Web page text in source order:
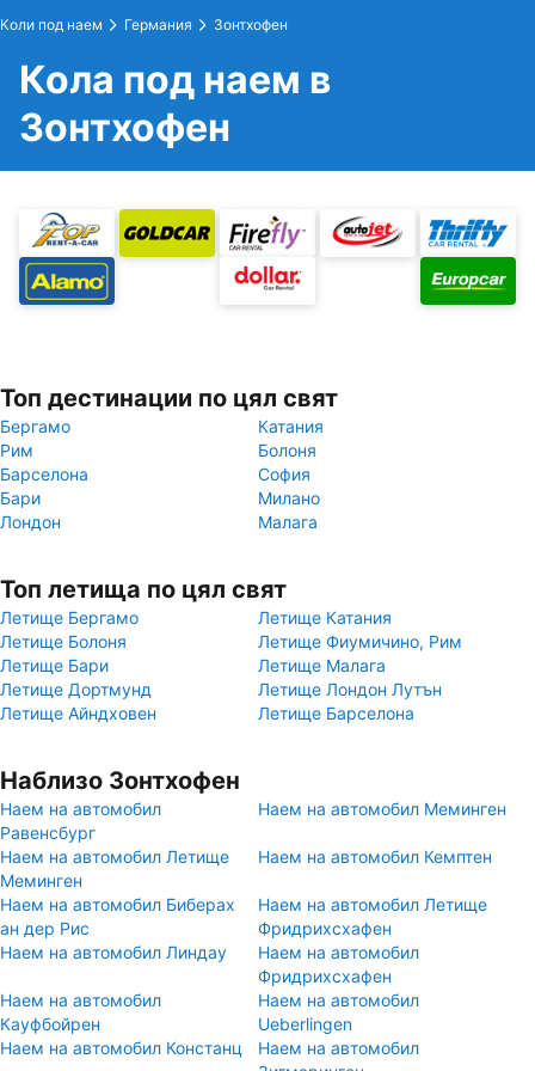
Коли под наем Германия Зонтхофен
Кола под наем в
Зонтхофен
Топ дестинации по цял свят
Бергамо
Катания
Рим
Болоня
Барселона
София
Бари
Милано
Лондон
Малага
Топ летища по цял свят
Летище Бергамо
Летище Катания
Летище Болоня
Летище Фиумичино, Рим
Летище Бари
Летище Малага
Летище Дортмунд
Летище Лондон Лутън
Летище Айндховен
Летище Барселона
Наблизо Зонтхофен
Наем на автомобил
Равенсбург
Наем на автомобил Меминген
Наем на автомобил Летище
Меминген
Наем на автомобил Кемптен
Наем на автомобил Биберах
ан дер Рис
Наем на автомобил Летище
Фридрихсхафен
Наем на автомобил Линдау
Наем на автомобил
Фридрихсхафен
Наем на автомобил
Кауфбойрен
Наем на автомобил
Ueberlingen
Наем на автомобил Констанц
Наем на автомобил